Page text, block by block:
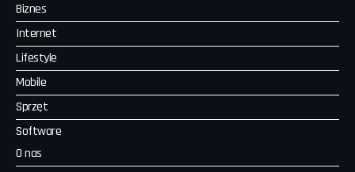
Biznes
Internet
Lifestyle
Mobile
Sprzęt
Software
O nas